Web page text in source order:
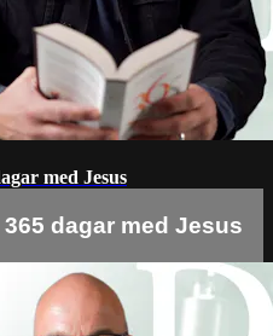
med Jesus
dagar med Jesus